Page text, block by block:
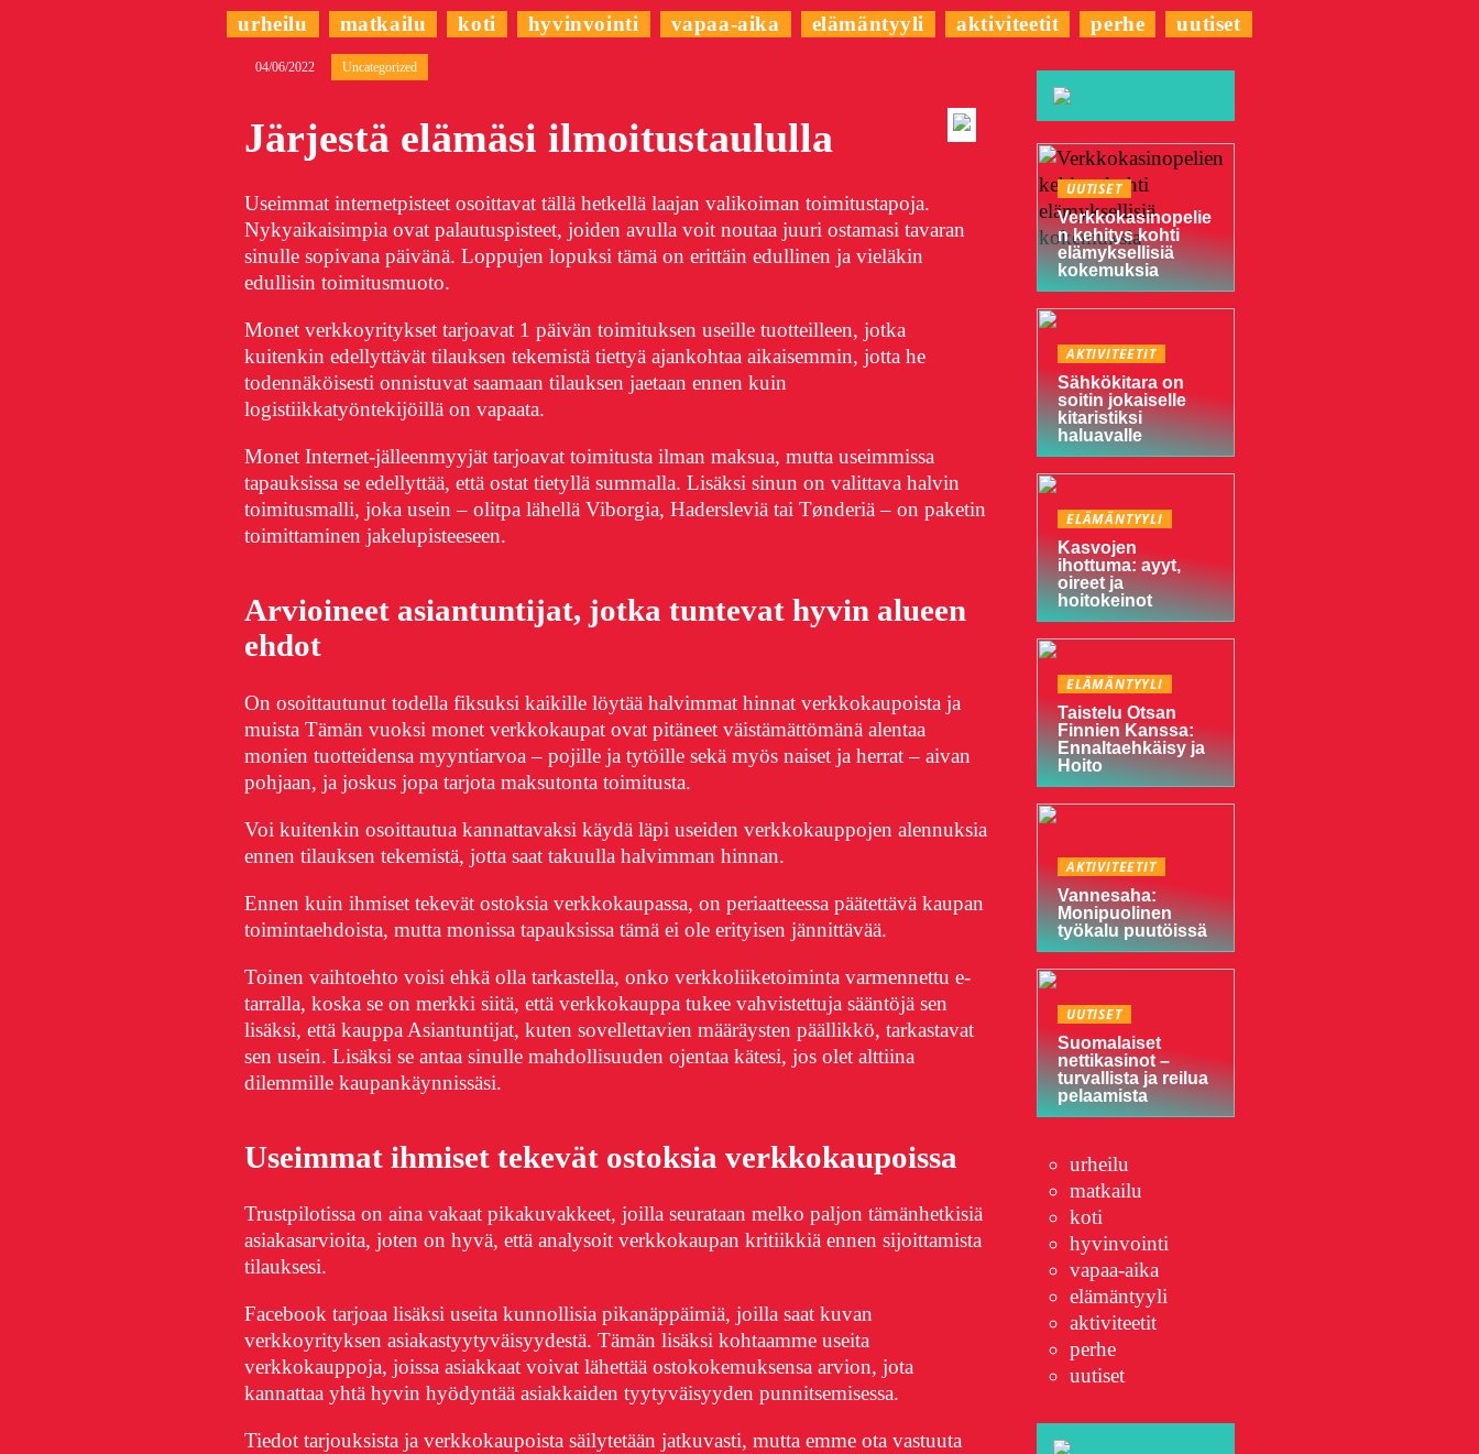
urheilu matkailu koti hyvinvointi vapaa-aika elämäntyyli aktiviteetit perhe uutiset
04/06/2022 Uncategorized
Järjestä elämäsi ilmoitustaululla
Useimmat internetpisteet osoittavat tällä hetkellä laajan valikoiman toimitustapoja.
Nykyaikaisimpia ovat palautuspisteet, joiden avulla voit noutaa juuri ostamasi tavaran
sinulle sopivana päivänä. Loppujen lopuksi tämä on erittäin edullinen ja vieläkin
edullisin toimitusmuoto.
Monet verkkoyritykset tarjoavat 1 päivän toimituksen useille tuotteilleen, jotka
kuitenkin edellyttävät tilauksen tekemistä tiettyä ajankohtaa aikaisemmin, jotta he
todennäköisesti onnistuvat saamaan tilauksen jaetaan ennen kuin
logistiikkatyöntekijöillä on vapaata.
Monet Internet-jälleenmyyjät tarjoavat toimitusta ilman maksua, mutta useimmissa
tapauksissa se edellyttää, että ostat tietyllä summalla. Lisäksi sinun on valittava halvin
toimitusmalli, joka usein – olitpa lähellä Viborgia, Hadersleviä tai Tønderiä – on paketin
toimittaminen jakelupisteeseen.
Arvioineet asiantuntijat, jotka tuntevat hyvin alueen
ehdot
On osoittautunut todella fiksuksi kaikille löytää halvimmat hinnat verkkokaupoista ja
muista Tämän vuoksi monet verkkokaupat ovat pitäneet väistämättömänä alentaa
monien tuotteidensa myyntiarvoa – pojille ja tytöille sekä myös naiset ja herrat – aivan
pohjaan, ja joskus jopa tarjota maksutonta toimitusta.
Voi kuitenkin osoittautua kannattavaksi käydä läpi useiden verkkokauppojen alennuksia
ennen tilauksen tekemistä, jotta saat takuulla halvimman hinnan.
Ennen kuin ihmiset tekevät ostoksia verkkokaupassa, on periaatteessa päätettävä kaupan
toimintaehdoista, mutta monissa tapauksissa tämä ei ole erityisen jännittävää.
Toinen vaihtoehto voisi ehkä olla tarkastella, onko verkkoliiketoiminta varmennettu e-
tarralla, koska se on merkki siitä, että verkkokauppa tukee vahvistettuja sääntöjä sen
lisäksi, että kauppa Asiantuntijat, kuten sovellettavien määräysten päällikkö, tarkastavat
sen usein. Lisäksi se antaa sinulle mahdollisuuden ojentaa kätesi, jos olet alttiina
dilemmille kaupankäynnissäsi.
Useimmat ihmiset tekevät ostoksia verkkokaupoissa
Trustpilotissa on aina vakaat pikakuvakkeet, joilla seurataan melko paljon tämänhetkisiä
asiakasarvioita, joten on hyvä, että analysoit verkkokaupan kritiikkiä ennen sijoittamista
tilauksesi.
Facebook tarjoaa lisäksi useita kunnollisia pikanäppäimiä, joilla saat kuvan
verkkoyrityksen asiakastyytyväisyydestä. Tämän lisäksi kohtaamme useita
verkkokauppoja, joissa asiakkaat voivat lähettää ostokokemuksensa arvion, jota
kannattaa yhtä hyvin hyödyntää asiakkaiden tyytyväisyyden punnitsemisessa.
Tiedot tarjouksista ja verkkokaupoista säilytetään jatkuvasti, mutta emme ota vastuuta
UUTISET
Verkkokasinopelie
n kehitys kohti
elämyksellisiä
kokemuksia
AKTIVITEETIT
Sähkökitara on
soitin jokaiselle
kitaristiksi
haluavalle
ELÄMÄNTYYLI
Kasvojen
ihottuma: ayyt,
oireet ja
hoitokeinot
ELÄMÄNTYYLI
Taistelu Otsan
Finnien Kanssa:
Ennaltaehkäisy ja
Hoito
AKTIVITEETIT
Vannesaha:
Monipuolinen
työkalu puutöissä
UUTISET
Suomalaiset
nettikasinot –
turvallista ja reilua
pelaamista
urheilu
matkailu
koti
hyvinvointi
vapaa-aika
elämäntyyli
aktiviteetit
perhe
uutiset